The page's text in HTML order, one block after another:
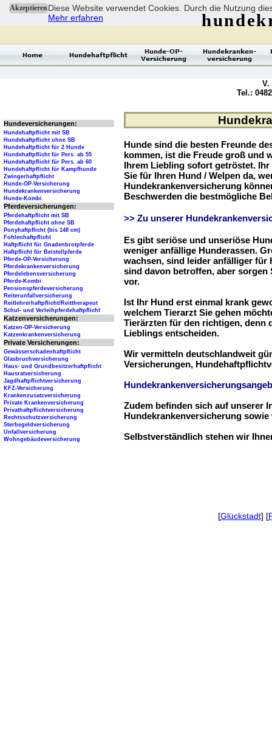
AkzeptierenDiese Website verwendet Cookies. Durch die Nutzung
Mehr erfahren
Hunde sind die besten Freunde
kommen, ist die Freude groß und
Ihrem Liebling sofort getröstet.
Sie für Ihren Hund / Welpen da,
Hundekrankenversicherung
Beschwerden die bestmögliche
>> Zu unserer
Es gibt seriöse und unseriöse
weniger anfällige Hunderassen.
wachsen, sind leider anfälliger für
sind davon betroffen, aber sorgen
vor.
Ist Ihr Hund erst einmal krank
welchem Tierarzt Sie gehen
Tierärzten für den richtigen, denn
Lieblings entscheiden.
Wir vermitteln deutschlandweit
Versicherungen,
Zudem befinden sich auf unserer
Hundekrankenversicherung
Selbstverständlich stehen wir
Hundeversicherungen:
Hundehaftpflicht mit SB
Hundehaftpflicht ohne SB
Hundehaftpflicht für 2 Hunde
Hundehaftpflicht für Pers. ab 55
Hundehaftpflicht für Pers. ab 60
Hundehaftpflicht für Kampfhunde
Zwingerhaftpflicht
Hunde-OP-Versicherung
Hundekrankenversicherung
Hunde-Kombi
Pferdeversicherungen:
Pferdehaftpflicht mit SB
Pferdehaftpflicht ohne SB
Ponyhaftpflicht (bis 148 cm)
Fohlenhaftpflicht
Haftpflicht für Gnadenbrotpferde
Haftpflicht für Beistellpferde
Pferde-OP-Versicherung
Pferdekrankenversicherung
Pferdelebensversicherung
Pferde-Kombi
Pensionspferdeversicherung
Reiterunfallversicherung
Reitlehrerhaftpflicht/Reittherapeut
Schul- und Verleihpferdehaftpflicht
Katzenversicherungen:
Katzen-OP-Versicherung
Katzenkrankenversicherung
Private Versicherungen:
Gewässerschadenhaftpflicht
Glasbruchversicherung
Haus- und Grundbesitzerhaftpflicht
Hausratversicherung
Jagdhaftpflichtversicherung
KFZ-Versicherung
Krankenzusatzversicherung
Private Krankenversicherung
Privathaftpflichtversicherung
Rechtsschutzversicherung
Sterbegeldversicherung
Unfallversicherung
Wohngebäudeversicherung
V.
Tel.:
[Glückstadt] [